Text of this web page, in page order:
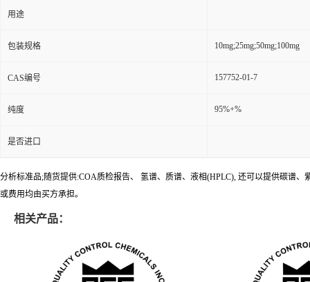
用途
包装规格 10mg;25mg;50mg;100mg
CAS编号 157752-01-7
纯度 95%+%
是否进口
分析标准品;随货提供:COA质检报告、 氢谱、质谱、液相(HPLC), 还可以提供碳谱
或费用均由买方承担。
相关产品：